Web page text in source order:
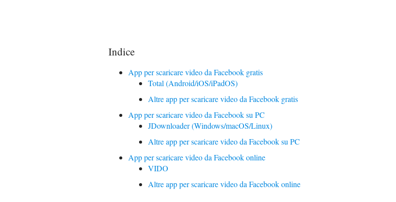
Indice
App per scaricare video da Facebook gratis
Total (Android/iOS/iPadOS)
Altre app per scaricare video da Facebook gratis
App per scaricare video da Facebook su PC
JDownloader (Windows/macOS/Linux)
Altre app per scaricare video da Facebook su PC
App per scaricare video da Facebook online
VIDO
Altre app per scaricare video da Facebook online